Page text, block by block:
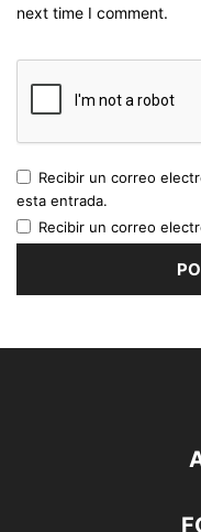
next time I comment.
Recibir un correo
esta entrada.
Recibir un correo